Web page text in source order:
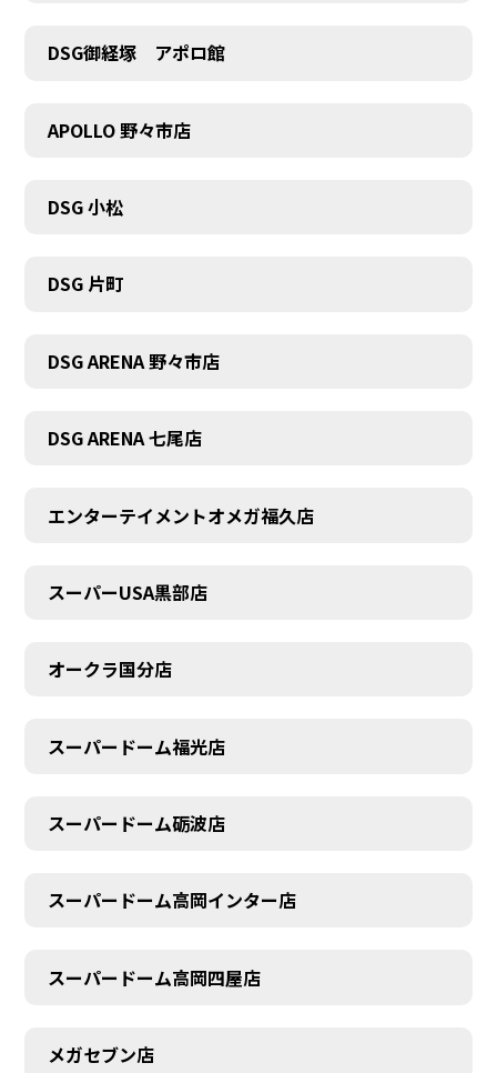
COMPANY
DSG御経塚 アポロ館
APOLLO 野々市店
DSG 小松
DSG 片町
DSG ARENA 野々市店
DSG ARENA 七尾店
エンターテイメントオメガ福久店
スーパーUSA黒部店
オークラ国分店
スーパードーム福光店
スーパードーム砺波店
スーパードーム高岡インター店
スーパードーム高岡四屋店
メガセブン店